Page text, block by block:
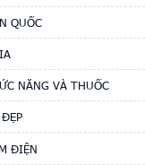
QUỐC
NĂNG VÀ THUỐC
ĐIỆN